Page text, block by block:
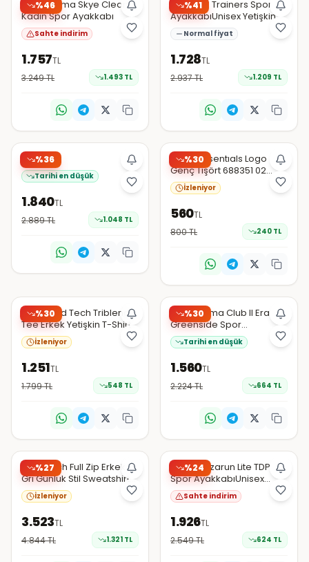
%46
Puma Puma Skye Clean
Kadın Spor Ayakkabı
Sahte indirim
1.757TL
3.249TL 1.493 TL
%41
PUMA UP Trainers Spor
AyakkabıUnisex Yetişkin
Normal fiyat
1.728TL
2.937TL 1.209 TL
%36 EN DÜŞÜK
Amazon Türkiye
PUMA
Tarihi en düşük
1.840TL
2.889TL 1.048 TL
%30
N11
Puma Essentıals Logo
Genç Tişört 688351 02
Beyazİzleniyor
560TL
800TL 240 TL
%30
Puma Tad Tech Triblend
Tee Erkek Yetişkin T-Shirt
İzleniyor
1.251TL
1.799TL 548 TL
%30 EN DÜŞÜK
Amazon Türkiye
PUMA Puma Club II Era
Greenside Spor
AyakkabıErkek
Tarihi en düşük
1.560TL
2.224TL 664 TL
%27
Hepsiburada
Pumatech Full Zip Erkek
Gri Gunluk Stil Sweatshirt
69218565
İzleniyor
3.523TL
4.844TL 1.321 TL
%24 Şüpheli
Amazon Türkiye
PUMA Anzarun Lite TDP
Spor AyakkabıUnisex
Yetişkin
Sahte indirim
1.926TL
2.549TL 624 TL